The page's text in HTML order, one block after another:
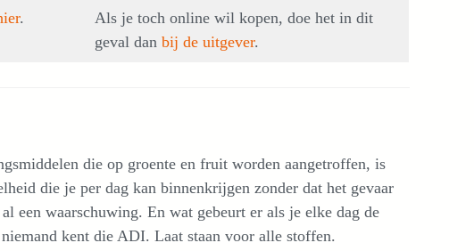
.
Als je toch online wil kopen, doe het in dit
geval dan bij de uitgever.
die op groente en fruit worden aangetroffen, is
die je per dag kan binnenkrijgen zonder dat het gevaar
een waarschuwing. En wat gebeurt er als je elke dag de
kent die ADI. Laat staan voor alle stoffen.